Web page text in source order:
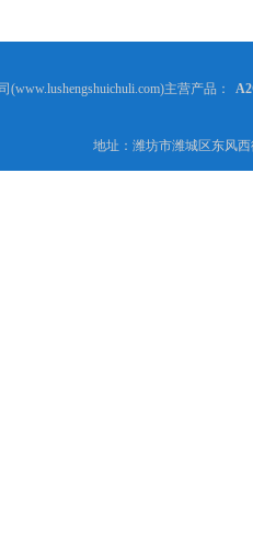
主营产品：
地址：潍坊市潍城区东风